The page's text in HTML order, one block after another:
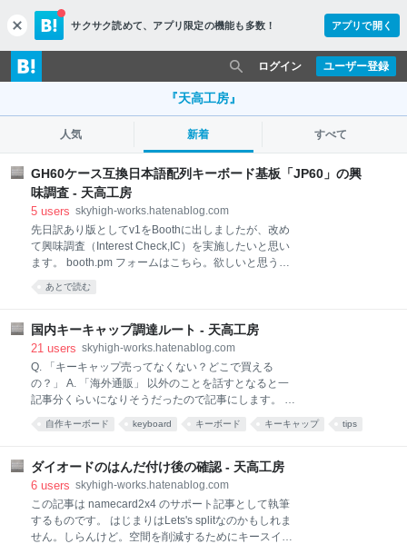
c
l
o
s
サクサク読めて、 アプリ限定の機能も多数！ アプリで開く
ユーザー登録
ログイン
『天高工房』
人気 新着 すべて
GH60ケース互換日本語配列キーボード基板「JP60」の興
味調査 - 天高工房
5 users skyhigh-works.hatenablog.com
先日訳あり版としてv1をBoothに出しましたが、改め
て興味調査（Interest Check,IC）を実施したいと思い
ます。 booth.pm フォームはこちら。欲しいと思う
方、「ここが変わったら欲しいのにな」と思う方は回
答いただけるとうれしいです。2020/08/31を締めきり
って、前提の話がありますのでそれをここに書こうと
思います。 JP60の概要 JP60は2020年現在の普及配列
である、日本語108キーボード*1の60%サイズのキー
ボード基板として設計しました。 108キーボードのテ
ンキー、カーソルキー領域、ファンクションキー列を
に絶版品であるDuckyの60%キーボード程度しか60%
語配列を使う気があまりないこと
あとで読む
国内キーキャップ調達ルート - 天高工房
21 users skyhigh-works.hatenablog.com
Q. 「キーキャップ売ってなくない？どこで買える
の？」 A. 「海外通販」 以外のことを話すとなると一
記事分くらいになりそうだったので記事にします。 本
記事は、メカニカルキーボード用キーキャップの国内
調達経路に関してまとめる記事です。 前説明 価格帯
るプロファイル 行の区別がないプロファイル 印字方法
素材 対応物理配列 新しい物理配列 国内購入先 TALP
keyboard ゆかりキーボードファクトリー 遊舎工房
Filco amazon 国外1 国外2 〆 前説明 キーキャップの形
状は1種類ではありません。「俺が欲しかったのはこ
自作キーボード keyboard キーボード キーキャップ tips
ダイオードのはんだ付け後の確認 - 天高工房
6 users skyhigh-works.hatenablog.com
この記事は namecard2x4 のサポート記事として執筆
するものです。 はじまりはLets's splitなのかもしれま
せん。しらんけど。空間を削減するためにキースイッ